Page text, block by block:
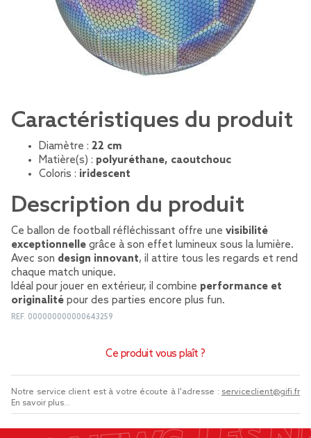
Caractéristiques du produit
Diamètre : 22 cm
Matière(s) : polyuréthane, caoutchouc
Coloris : iridescent
Description du produit
Ce ballon de football réfléchissant offre une visibilité
exceptionnelle grâce à son effet lumineux sous la lumière.
Avec son design innovant, il attire tous les regards et rend
chaque match unique.
Idéal pour jouer en extérieur, il combine performance et
originalité pour des parties encore plus fun.
REF. 000000000000643259
Ce produit vous plaît ?
Notre service client est à votre écoute à l'adresse : serviceclient@gifi.fr
En savoir plus...